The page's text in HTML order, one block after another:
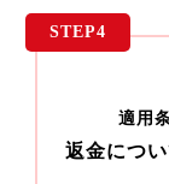
STEP4
適用
返金につ